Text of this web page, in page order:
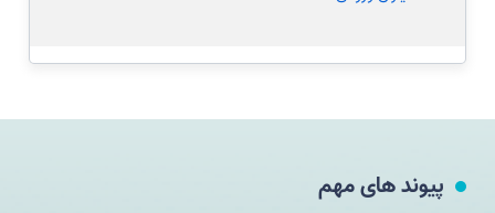
پیوند های مهم